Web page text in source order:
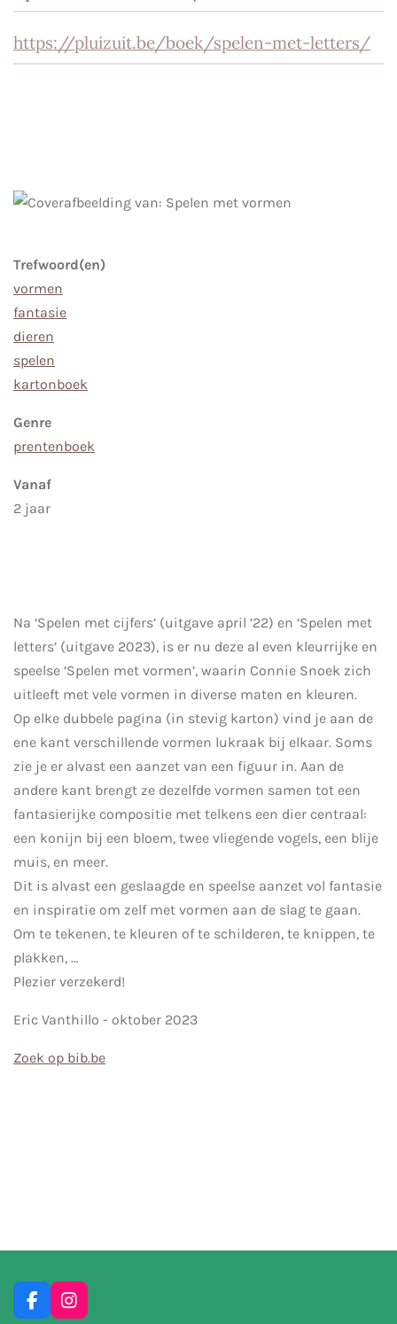
https://pluizuit.be/boek/spelen-met-letters/
Trefwoord(en)
vormen
fantasie
dieren
spelen
kartonboek
Genre
prentenboek
Vanaf
2 jaar
Na ‘Spelen met cijfers’ (uitgave april ’22) en ‘Spelen met
letters’ (uitgave 2023), is er nu deze al even kleurrijke en
speelse ‘Spelen met vormen’, waarin Connie Snoek zich
uitleeft met vele vormen in diverse maten en kleuren.
Op elke dubbele pagina (in stevig karton) vind je aan de
ene kant verschillende vormen lukraak bij elkaar. Soms
zie je er alvast een aanzet van een figuur in. Aan de
andere kant brengt ze dezelfde vormen samen tot een
fantasierijke compositie met telkens een dier centraal:
een konijn bij een bloem, twee vliegende vogels, een blije
muis, en meer.
Dit is alvast een geslaagde en speelse aanzet vol fantasie
en inspiratie om zelf met vormen aan de slag te gaan.
Om te tekenen, te kleuren of te schilderen, te knippen, te
plakken, …
Plezier verzekerd!
Eric Vanthillo - oktober 2023
Zoek op bib.be
F
I